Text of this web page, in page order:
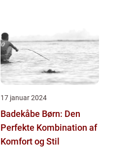
17 januar 2024
Badekåbe Børn: Den
Perfekte Kombination af
Komfort og Stil